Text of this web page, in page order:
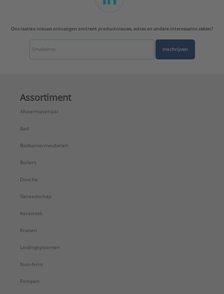
Ons laatste nieuws ontvangen omtrent productnieuws, acties en andere interessante zaken?
Inschrijven
Assortiment
Afvoermateriaal
Bad
Badkamermeubelen
Boilers
Douche
Gereedschap
Keramiek
Kranen
Leidingsystemen
Non-ferro
Pompen